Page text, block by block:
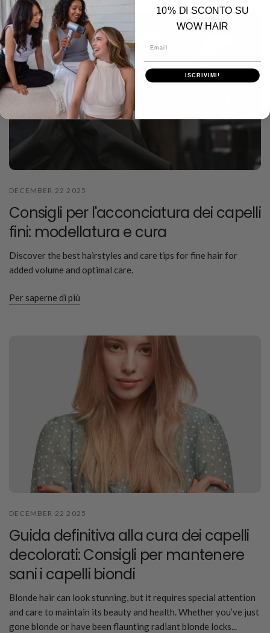
DECEMBER 22 2025
Consigli per l'acconciatura dei capelli
fini: modellatura e cura
Discover the best hairstyles and care tips for fine hair for
added volume and optimal care.
Per saperne di più
DECEMBER 22 2025
Guida definitiva alla cura dei capelli
decolorati: Consigli per mantenere
sani i capelli biondi
Blonde hair can look stunning, but it requires special attention
and care to maintain its beauty and health. Whether you’ve just
gone blonde or have been flaunting radiant blonde locks...
10% DI SCONTO SU
WOW HAIR
ISCRIVIMI!